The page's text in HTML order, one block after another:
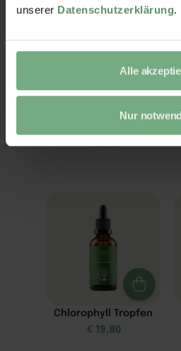
unserer Datenschutzerklärung.
Alle
Nur
€19,80
Chlorophyll Tropfen
€ 19,80